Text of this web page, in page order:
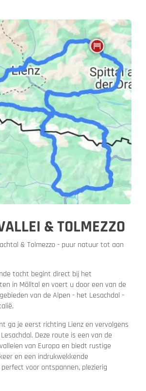
& TOLMEZZO
& Tolmezzo - puur natuur tot aan
tocht begint direct bij het
in Mölltal en voert u door een van de
van de Alpen - het Lesachdal -
ga je eerst richting Lienz en vervolgens
Deze route is een van de
van Europa en biedt rustige
en een indrukwekkende
voor ontspannen, plezierig